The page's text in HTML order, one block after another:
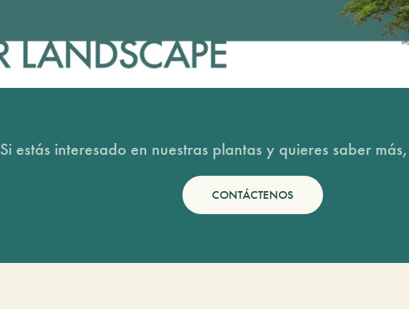
Si estás interesado en nuestras plantas y quieres saber
CONTÁCTENOS